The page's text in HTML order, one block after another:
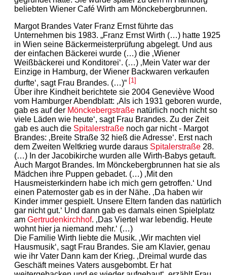
beliebten Wiener Café Wirth am Mönckebergbrunnen.
Margot Brandes Vater Franz Ernst führte das
Unternehmen bis 1983. „Franz Ernst Wirth (…) hatte 1925
in Wien seine Bäckermeisterprüfung abgelegt. Und aus
der einfachen Bäckerei wurde (…) die ‚Wiener
Weißbäckerei und Konditorei‘. (…) ‚Mein Vater war der
Einzige in Hamburg, der Wiener Backwaren verkaufen
durfte‘, sagt Frau Brandes. (…)“ [1]
Über ihre Kindheit berichtete sie 2004 Geneviève Wood
vom Hamburger Abendblatt: ‚Als ich 1931 geboren wurde,
gab es auf der Mönckebergstraße natürlich noch nicht so
viele Läden wie heute‘, sagt Frau Brandes. Zu der Zeit
gab es auch die Spitalerstraße noch gar nicht - Margot
Brandes: ‚Breite Straße 32 hieß die Adresse‘. Erst nach
dem Zweiten Weltkrieg wurde daraus Spitalerstraße 28.
(…) In der Jacobikirche wurden alle Wirth-Babys getauft.
Auch Margot Brandes. Im Mönckebergbrunnen hat sie als
Mädchen ihre Puppen gebadet. (…) ‚Mit den
Hausmeisterkindern habe ich mich gern getroffen.‘ Und
einen Paternoster gab es in der Nähe. ‚Da haben wir
Kinder immer gespielt. Unsere Eltern fanden das natürlich
gar nicht gut.‘ Und dann gab es damals einen Spielplatz
am Gertrudenkirchhof. ‚Das Viertel war lebendig. Heute
wohnt hier ja niemand mehr.‘ (…)
Die Familie Wirth liebte die Musik. ‚Wir machten viel
Hausmusik‘, sagt Frau Brandes. Sie am Klavier, genau
wie ihr Vater Dann kam der Krieg. ‚Dreimal wurde das
Geschäft meines Vaters ausgebombt. Er hat